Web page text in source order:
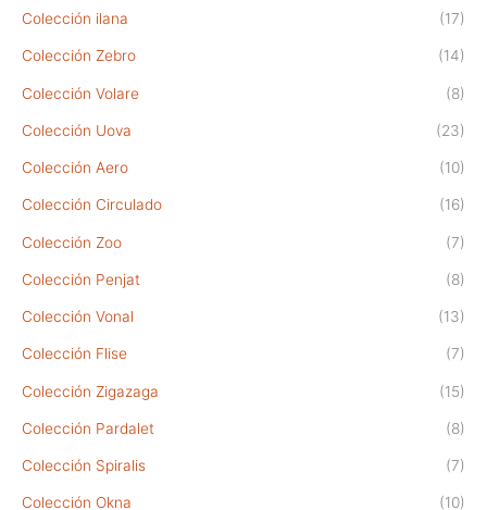
Colección ilana (17)
Colección Zebro (14)
Colección Volare (8)
Colección Uova (23)
Colección Aero (10)
Colección Circulado (16)
Colección Zoo (7)
Colección Penjat (8)
Colección Vonal (13)
Colección Flise (7)
Colección Zigazaga (15)
Colección Pardalet (8)
Colección Spiralis (7)
Colección Okna (10)